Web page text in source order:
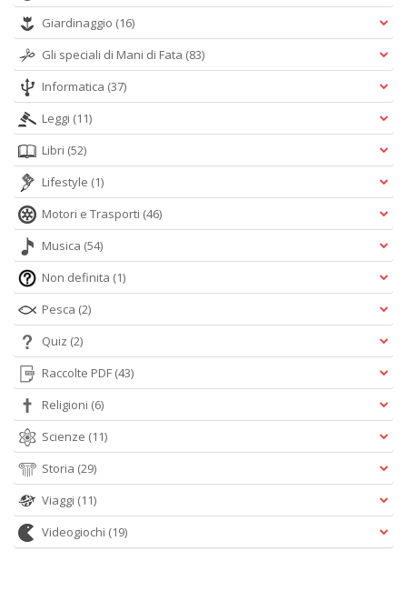
Giardinaggio (16)
Gli speciali di Mani di Fata (83)
Informatica (37)
Leggi (11)
Libri (52)
Lifestyle (1)
Motori e Trasporti (46)
Musica (54)
Non definita (1)
Pesca (2)
Quiz (2)
Raccolte PDF (43)
Religioni (6)
Scienze (11)
Storia (29)
Viaggi (11)
Videogiochi (19)